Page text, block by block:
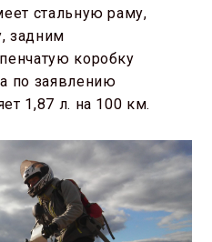
стальную раму,
задним
коробку
по заявлению
1,87 л. на 100 км.